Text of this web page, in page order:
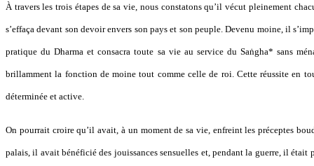
À travers les trois étapes de sa vie, nous constatons qu’il vécut pleinement
s’effaça devant son devoir envers son pays et son peuple. Devenu moine, il
pratique du Dharma et consacra toute sa vie au service du Saṅgha* sans
brillamment la fonction de moine tout comme celle de roi. Cette réussite en
déterminée et active.
On pourrait croire qu’il avait, à un moment de sa vie, enfreint les préceptes
palais, il avait bénéficié des jouissances sensuelles et, pendant la guerre, il était